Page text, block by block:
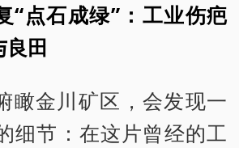
“点石成绿”：工业伤疤
良田
瞰金川矿区，会发现一
细节：在这片曾经的工